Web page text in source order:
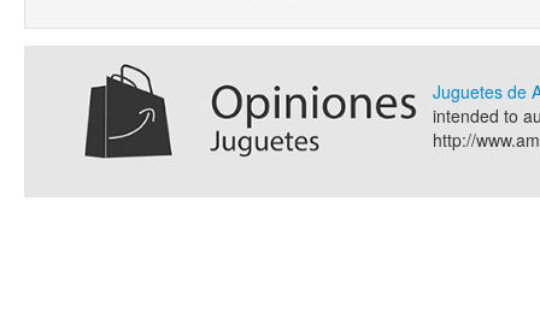
Juguetes de
intended to
http://